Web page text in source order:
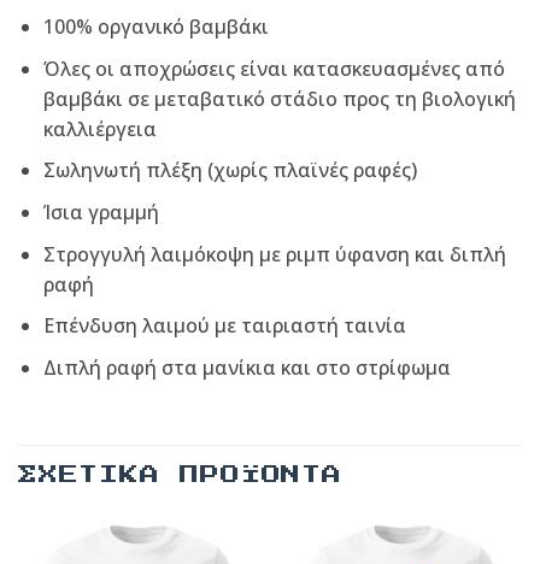
100% οργανικό βαμβάκι
Όλες οι αποχρώσεις είναι κατασκευασμένες από
βαμβάκι σε μεταβατικό στάδιο προς τη βιολογική
καλλιέργεια
Σωληνωτή πλέξη (χωρίς πλαϊνές ραφές)
Ίσια γραμμή
Στρογγυλή λαιμόκοψη με ριμπ ύφανση και διπλή
ραφή
Επένδυση λαιμού με ταιριαστή ταινία
Διπλή ραφή στα μανίκια και στο στρίφωμα
ΣΧΕΤΙΚΆ ΠΡΟΪΌΝΤΑ